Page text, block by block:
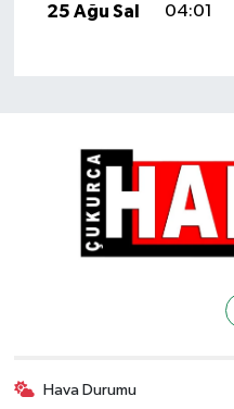
25 Ağu Sal
04:01
Hava Durumu